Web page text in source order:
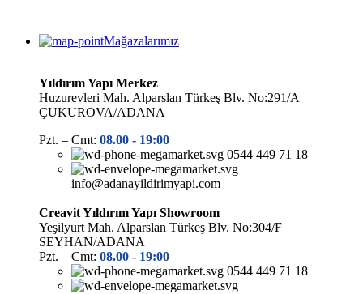
Mağazalarımız
Yıldırım Yapı Merkez
Huzurevleri Mah. Alparslan Türkeş Blv. No:291/A
ÇUKUROVA/ADANA
Pzt. – Cmt: 08.00 - 19:00
0544 449 71 18
info@adanayildirimyapi.com
Creavit Yıldırım Yapı Showroom
Yeşilyurt Mah. Alparslan Türkeş Blv. No:304/F
SEYHAN/ADANA
Pzt. – Cmt: 08.00 - 19:00
0544 449 71 18